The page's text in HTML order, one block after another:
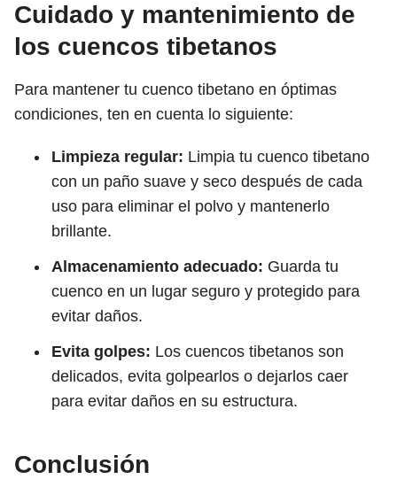
Cuidado y mantenimiento de
los cuencos tibetanos
Para mantener tu cuenco tibetano en óptimas
condiciones, ten en cuenta lo siguiente:
Limpieza regular: Limpia tu cuenco tibetano
con un paño suave y seco después de cada
uso para eliminar el polvo y mantenerlo
brillante.
Almacenamiento adecuado: Guarda tu
cuenco en un lugar seguro y protegido para
evitar daños.
Evita golpes: Los cuencos tibetanos son
delicados, evita golpearlos o dejarlos caer
para evitar daños en su estructura.
Conclusión